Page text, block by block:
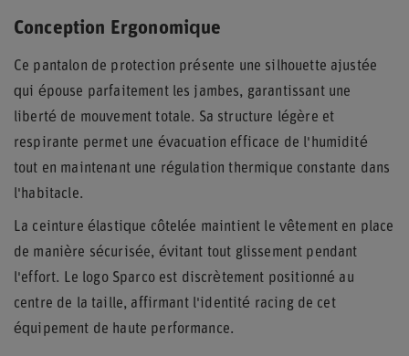
Conception Ergonomique
Ce pantalon de protection présente une silhouette ajustée
qui épouse parfaitement les jambes, garantissant une
liberté de mouvement totale. Sa structure légère et
respirante permet une évacuation efficace de l'humidité
tout en maintenant une régulation thermique constante dans
l'habitacle.
La ceinture élastique côtelée maintient le vêtement en place
de manière sécurisée, évitant tout glissement pendant
l'effort. Le logo Sparco est discrètement positionné au
centre de la taille, affirmant l'identité racing de cet
équipement de haute performance.